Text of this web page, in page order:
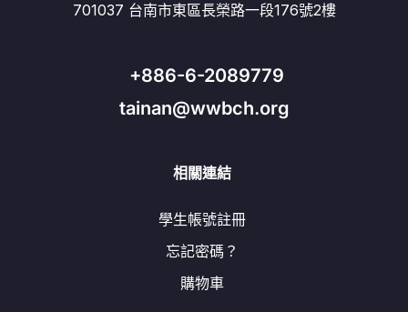
701037 台南市東區長榮路一段176號2樓
+886-6-2089779
tainan@wwbch.org
相關連結
學生帳號註冊
忘記密碼？
購物車